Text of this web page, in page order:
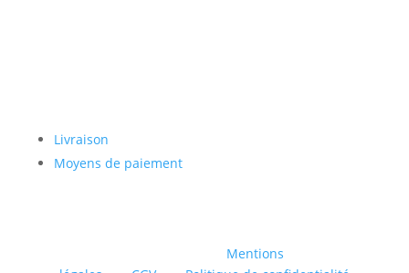
Livraison
Moyens de paiement
Mentions